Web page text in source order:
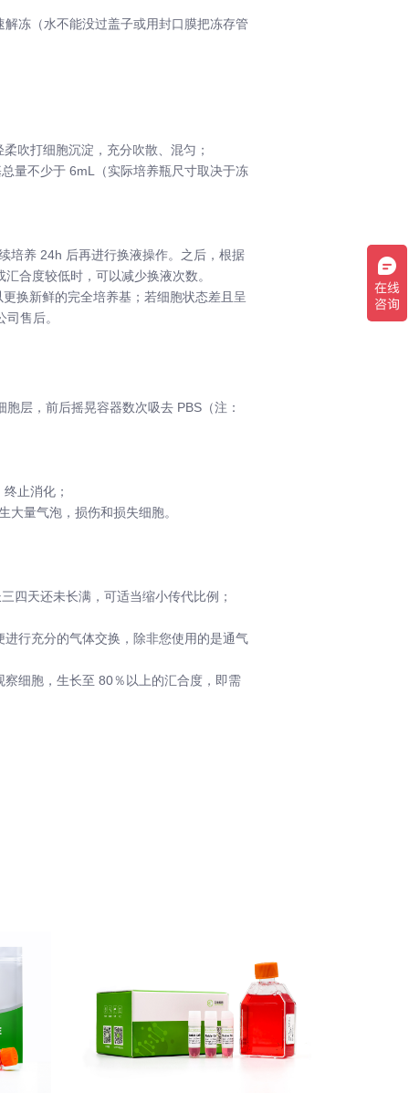
冻（水不能没过盖子或用封口膜把冻存管
吹打细胞沉淀，充分吹散、混匀；
量不少于 6mL（实际培养瓶尺寸取决于冻
培养 24h 后再进行换液操作。之后，根据
合度较低时，可以减少换液次数。
换新鲜的完全培养基；若细胞状态差且呈
售后。
层，前后摇晃容器数次吸去 PBS（注：
止消化；
量气泡，损伤和损失细胞。
四天还未长满，可适当缩小传代比例；
行充分的气体交换，除非您使用的是通气
细胞，生长至 80％以上的汇合度，即需